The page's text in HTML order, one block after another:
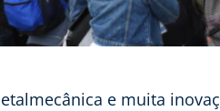
e muita